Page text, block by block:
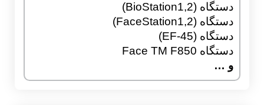
دستگاه (2,BioStation1)
دستگاه (2,FaceStation1)
دستگاه (EF-45)
دستگاه Face TM F850
و …